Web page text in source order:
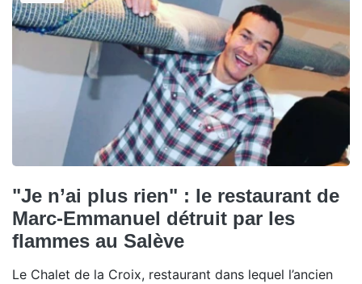
"Je n’ai plus rien" : le restaurant de
Marc-Emmanuel détruit par les
flammes au Salève
Le Chalet de la Croix, restaurant dans lequel l’ancien